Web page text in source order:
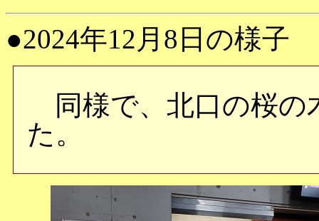
●2024年12月8日の様子
同様で、北口の桜の
た。